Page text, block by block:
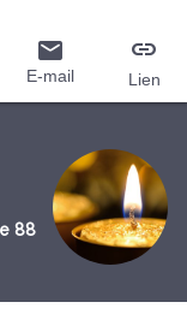
E-mail Lien
88